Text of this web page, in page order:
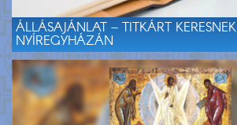
ÁLLÁSAJÁNLAT – TITKÁRT KERESNEK
NYÍREGYHÁZÁN